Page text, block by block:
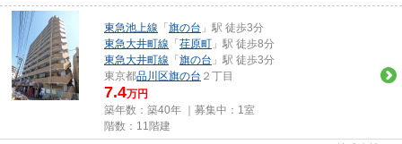
東急池上線 「 旗の台 」駅 徒歩3分
東急大井町線 「 荏原町 」駅 徒歩8分
東急大井町線 「 旗の台 」駅 徒歩3分
東京都品川区旗の台 ２丁目
7.4万円
築年数：築40年 ｜募集中： 1室
階数：11階建